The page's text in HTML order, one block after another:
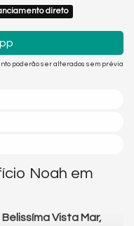
direto
poderão ser alterados sem prévia
Noah em
Vista Mar,